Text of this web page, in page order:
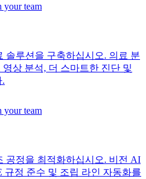
솔루션을 구축하십시오. 의료 분
상 분석, 더 스마트한 진단 및
.
공정을 최적화하십시오. 비전 AI
규정 준수 및 조립 라인 자동화를